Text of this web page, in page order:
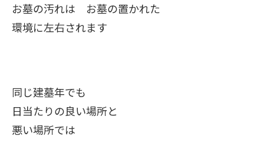
お墓の汚れは お墓の置かれた
環境に左右されます
同じ建墓年でも
日当たりの良い場所と
悪い場所では